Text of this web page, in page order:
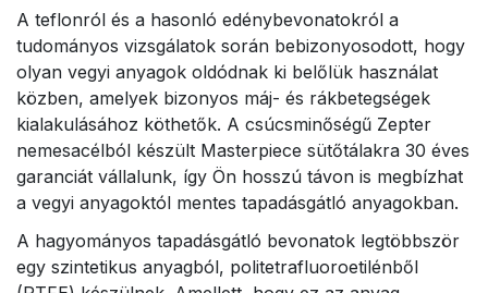
A teflonról és a hasonló edénybevonatokról a
tudományos vizsgálatok során bebizonyosodott, hogy
olyan vegyi anyagok oldódnak ki belőlük használat
közben, amelyek bizonyos máj- és rákbetegségek
kialakulásához köthetők. A csúcsminőségű Zepter
nemesacélból készült Masterpiece sütőtálakra 30 éves
garanciát vállalunk, így Ön hosszú távon is megbízhat
a vegyi anyagoktól mentes tapadásgátló anyagokban.
A hagyományos tapadásgátló bevonatok legtöbbször
egy szintetikus anyagból, politetrafluoroetilénből